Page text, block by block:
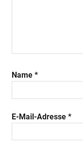
Name *
E-Mail-Adresse *